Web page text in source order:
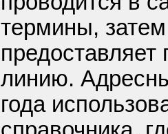
термины,
линию.
года